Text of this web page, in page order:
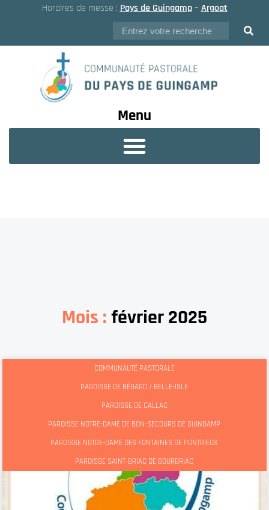
Horaires de messe : Pays de Guingamp– Argoat
Menu
Mois :février 2025
COMMUNAUTÉ PASTORALE
PAROISSE DE BÉGARD / BELLE-ISLE
PAROISSE DE CALLAC
PAROISSE NOTRE-DAME DE BON-SECOURS DE GUINGAMP
PAROISSE NOTRE-DAME DES FONTAINES DE PONTRIEUX
PAROISSE SAINT-BRIAC DE BOURBRIAC